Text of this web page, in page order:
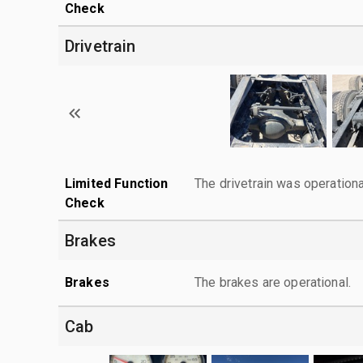
Check
Drivetrain
Limited Function
Check
The drivetrain was
Brakes
Brakes The brakes are operational.
Cab